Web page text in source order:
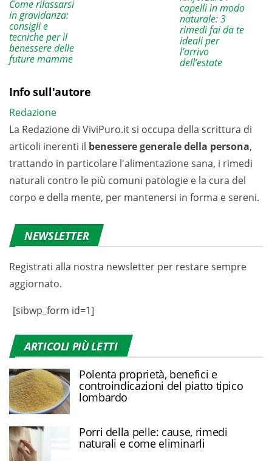
Come rilassarsi
in gravidanza:
consigli e
tecniche per il
benessere delle
future mamme
capelli in modo
naturale: 3
rimedi fai da te
ideali per
l’arrivo
dell’estate
Info sull'autore
Redazione
La Redazione di ViviPuro.it si occupa della scrittura di
articoli inerenti il benessere generale della persona,
trattando in particolare l'alimentazione sana, i rimedi
naturali contro le più comuni patologie e la cura del
corpo e della mente, per mantenersi in forma e sereni.
NEWSLETTER
Registrati alla nostra newsletter per restare sempre
aggiornato.
[sibwp_form id=1]
ARTICOLI PIÙ LETTI
Polenta proprietà, benefici e
controindicazioni del piatto tipico
lombardo
Porri della pelle: cause, rimedi
naturali e come eliminarli